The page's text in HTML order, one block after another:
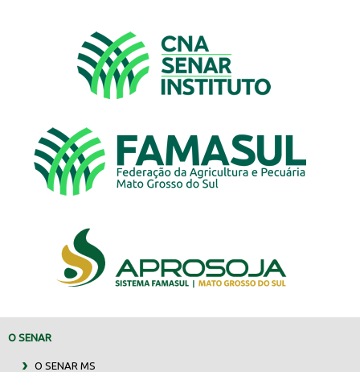
O SENAR
O SENAR MS